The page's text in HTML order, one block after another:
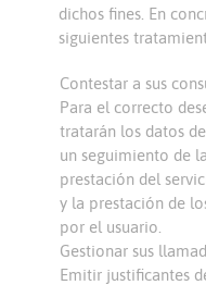
dichos fines. En
siguientes
Contestar a sus
Para el correcto
tratarán los datos
un seguimiento de
prestación del
y la prestación de
por el usuario.
Gestionar sus
Emitir justificantes